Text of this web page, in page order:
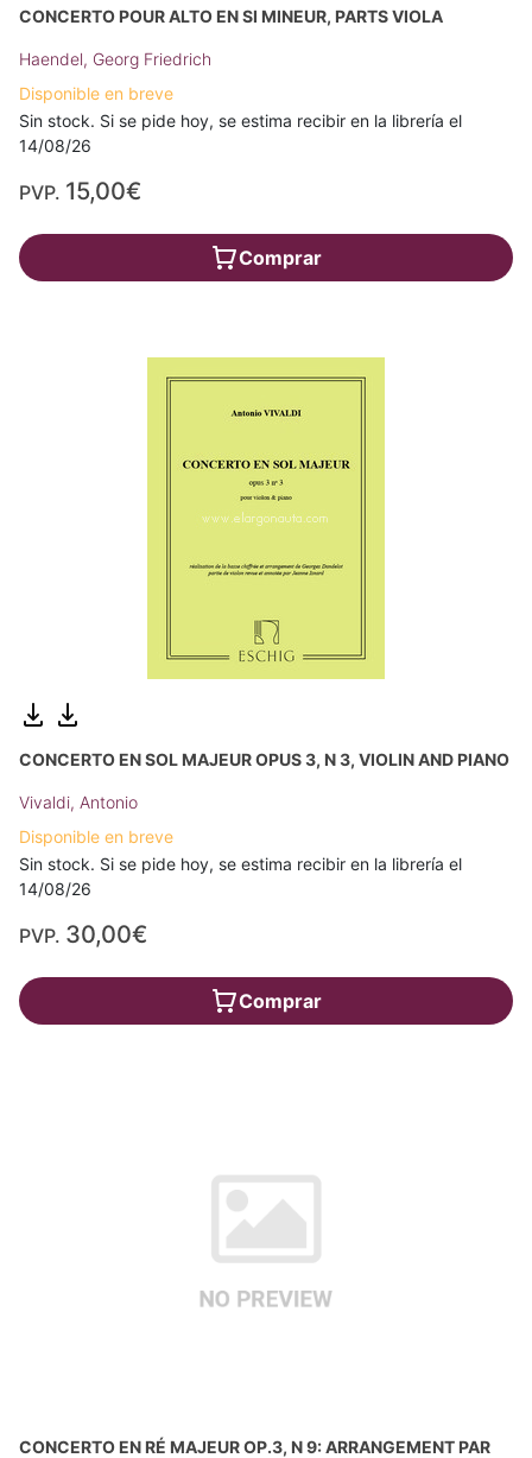
CONCERTO POUR ALTO EN SI MINEUR, PARTS VIOLA
Haendel, Georg Friedrich
Disponible en breve
Sin stock. Si se pide hoy, se estima recibir en la librería el
14/08/26
PVP. 15,00€
Comprar
CONCERTO EN SOL MAJEUR OPUS 3, N 3, VIOLIN AND PIANO
Vivaldi, Antonio
Disponible en breve
Sin stock. Si se pide hoy, se estima recibir en la librería el
14/08/26
PVP. 30,00€
Comprar
CONCERTO EN RÉ MAJEUR OP.3, N 9: ARRANGEMENT PAR